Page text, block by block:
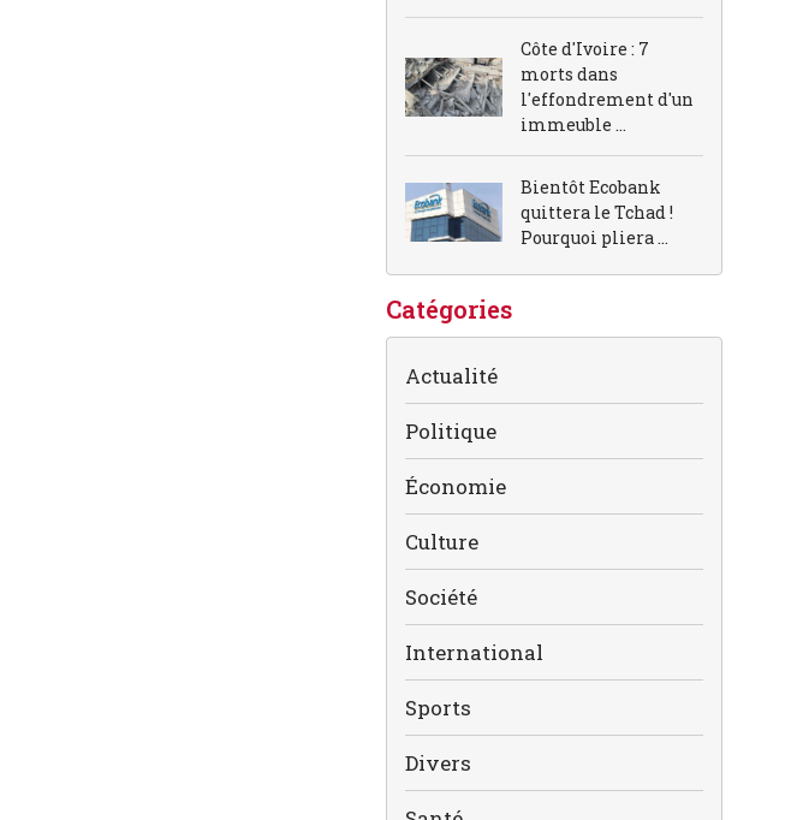
Côte d'Ivoire : 7
morts dans
l'effondrement d'un
immeuble ...
Bientôt Ecobank
quittera le Tchad !
Pourquoi pliera ...
Catégories
Actualité
Politique
Économie
Culture
Société
International
Sports
Divers